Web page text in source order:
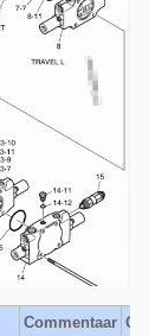
Commentaar Qty.